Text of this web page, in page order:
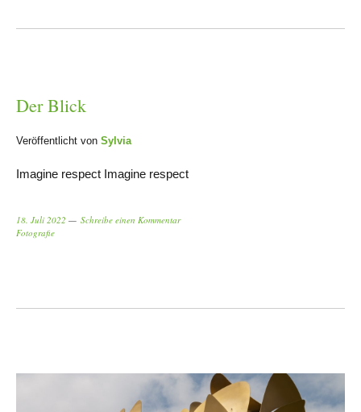
Der Blick
Veröffentlicht von Sylvia
Imagine respect Imagine respect
18. Juli 2022
Schreibe einen Kommentar
Fotografie